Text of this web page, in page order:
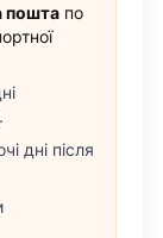
пошта по
дні після